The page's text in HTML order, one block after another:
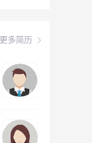
更多简历